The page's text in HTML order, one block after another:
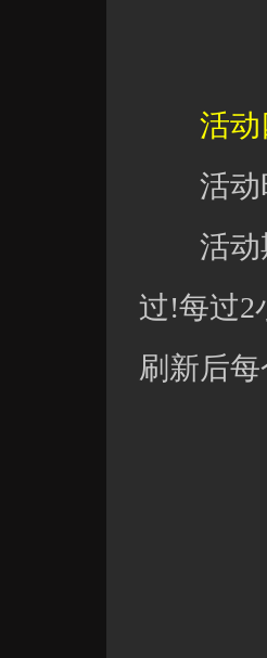
活动
活动时
活动期
过!每过2
刷新后